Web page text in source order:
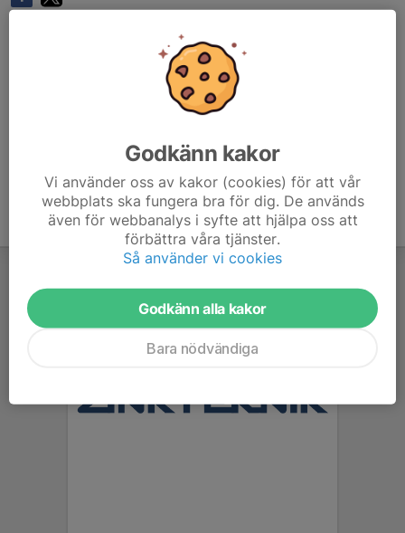
Godkänn kakor
Vi använder oss av kakor (cookies) för att vår
webbplats ska fungera bra för dig. De används
även för webbanalys i syfte att hjälpa oss att
förbättra våra tjänster.
Så använder vi cookies
Godkänn alla kakor
Bara nödvändiga